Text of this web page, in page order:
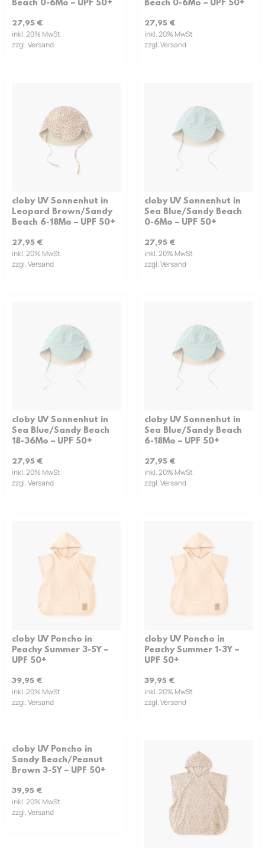
Beach 0-6Mo – UPF 50+
27,95 €
inkl. 20% MwSt
zzgl. Versand
Beach 0-6Mo – UPF 50+
27,95 €
inkl. 20% MwSt
zzgl. Versand
cloby UV Sonnenhut in
Leopard Brown/Sandy
Beach 6-18Mo – UPF 50+
27,95 €
inkl. 20% MwSt
zzgl. Versand
cloby UV Sonnenhut in
Sea Blue/Sandy Beach
0-6Mo – UPF 50+
27,95 €
inkl. 20% MwSt
zzgl. Versand
cloby UV Sonnenhut in
Sea Blue/Sandy Beach
18-36Mo – UPF 50+
27,95 €
inkl. 20% MwSt
zzgl. Versand
cloby UV Sonnenhut in
Sea Blue/Sandy Beach
6-18Mo – UPF 50+
27,95 €
inkl. 20% MwSt
zzgl. Versand
cloby UV Poncho in
Peachy Summer 3-5Y –
UPF 50+
39,95 €
inkl. 20% MwSt
zzgl. Versand
cloby UV Poncho in
Peachy Summer 1-3Y –
UPF 50+
39,95 €
inkl. 20% MwSt
zzgl. Versand
cloby UV Poncho in
Sandy Beach/Peanut
Brown 3-5Y – UPF 50+
39,95 €
inkl. 20% MwSt
zzgl. Versand